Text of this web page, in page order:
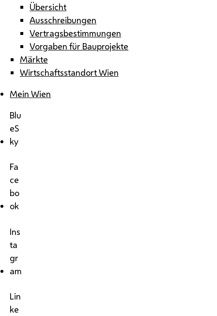
Übersicht
Ausschreibungen
Vertragsbestimmungen
Vorgaben für Bauprojekte
Märkte
Wirtschaftsstandort Wien
Mein Wien
Blu
eS
ky
Fa
ce
bo
ok
Ins
ta
gr
am
Lin
ke